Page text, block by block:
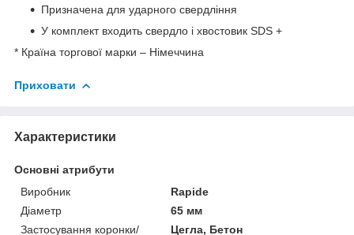
Призначена для ударного свердління
У комплект входить свердло і хвостовик SDS +
* Країна торгової марки – Німеччина
Приховати
Характеристики
Основні атрибути
Виробник
Rapide
Діаметр
65 мм
Застосування коронки/
Цегла, Бетон